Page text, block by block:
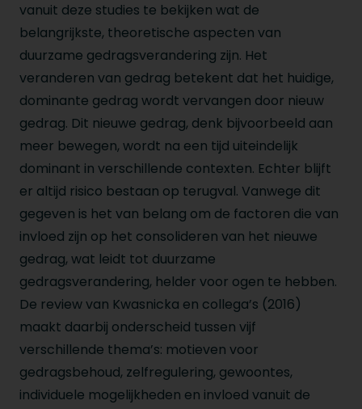
vanuit deze studies te bekijken wat de
belangrijkste, theoretische aspecten van
duurzame gedragsverandering zijn. Het
veranderen van gedrag betekent dat het huidige,
dominante gedrag wordt vervangen door nieuw
gedrag. Dit nieuwe gedrag, denk bijvoorbeeld aan
meer bewegen, wordt na een tijd uiteindelijk
dominant in verschillende contexten. Echter blijft
er altijd risico bestaan op terugval. Vanwege dit
gegeven is het van belang om de factoren die van
invloed zijn op het consolideren van het nieuwe
gedrag, wat leidt tot duurzame
gedragsverandering, helder voor ogen te hebben.
De review van Kwasnicka en collega’s (2016)
maakt daarbij onderscheid tussen vijf
verschillende thema’s: motieven voor
gedragsbehoud, zelfregulering, gewoontes,
individuele mogelijkheden en invloed vanuit de